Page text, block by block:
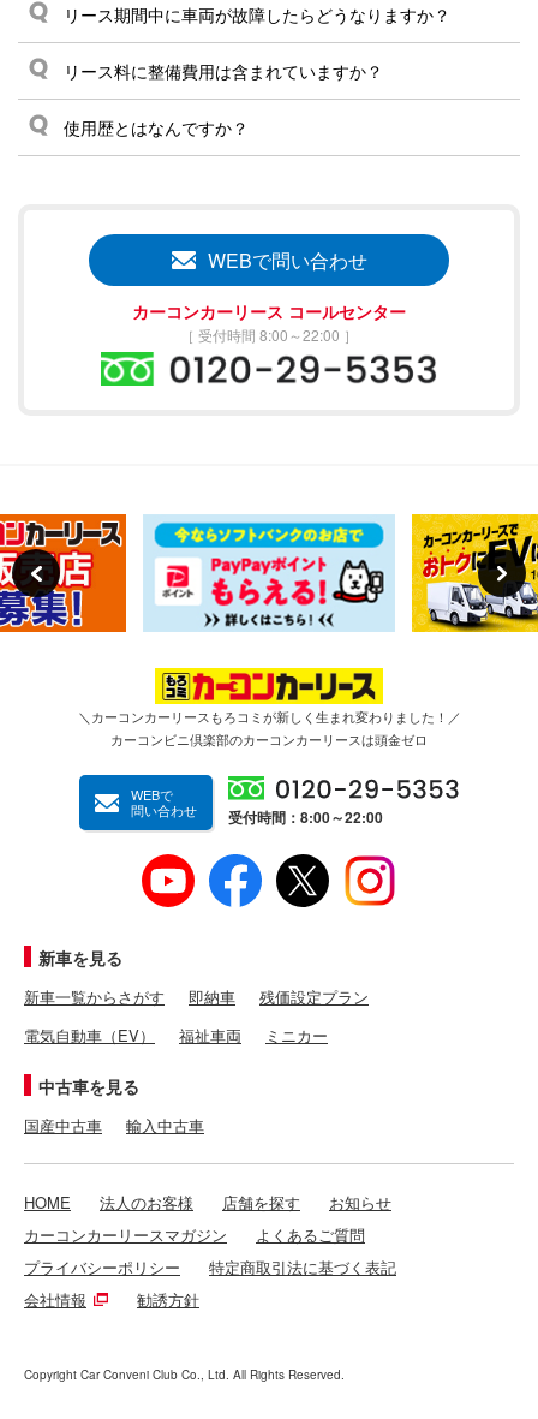
リース期間中に車両が故障したらどうなりますか？
リース料に整備費用は含まれていますか？
使用歴とはなんですか？
WEBで問い合わせ
カーコンカーリース コールセンター
［ 受付時間 8:00～22:00 ］
＼カーコンカーリースもろコミが新しく生まれ変わりました！／
カーコンビニ倶楽部のカーコンカーリースは頭金ゼロ
WEBで
問い合わせ
受付時間：8:00～22:00
新車を見る
新車一覧からさがす 即納車
残価設定プラン
電気自動車（EV）
福祉車両 ミニカー
中古車を見る
国産中古車 輸入中古車
HOME 法人のお客様 店舗を探す
お知らせ
カーコンカーリースマガジン
よくあるご質問
プライバシーポリシー
特定商取引法に基づく表記
会社情報
勧誘方針
Copyright Car Conveni Club Co., Ltd. All Rights Reserved.